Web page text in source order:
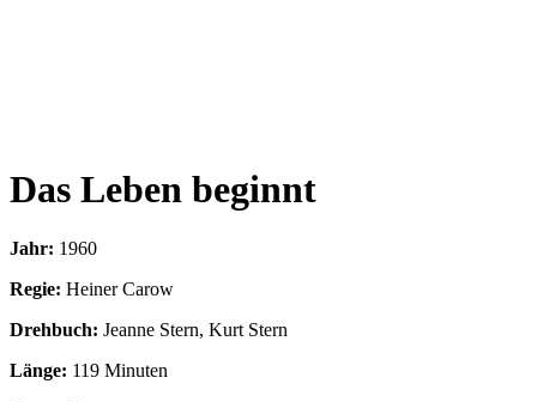
Das Leben beginnt
Jahr: 1960
Regie: Heiner Carow
Drehbuch: Jeanne Stern, Kurt Stern
Länge: 119 Minuten